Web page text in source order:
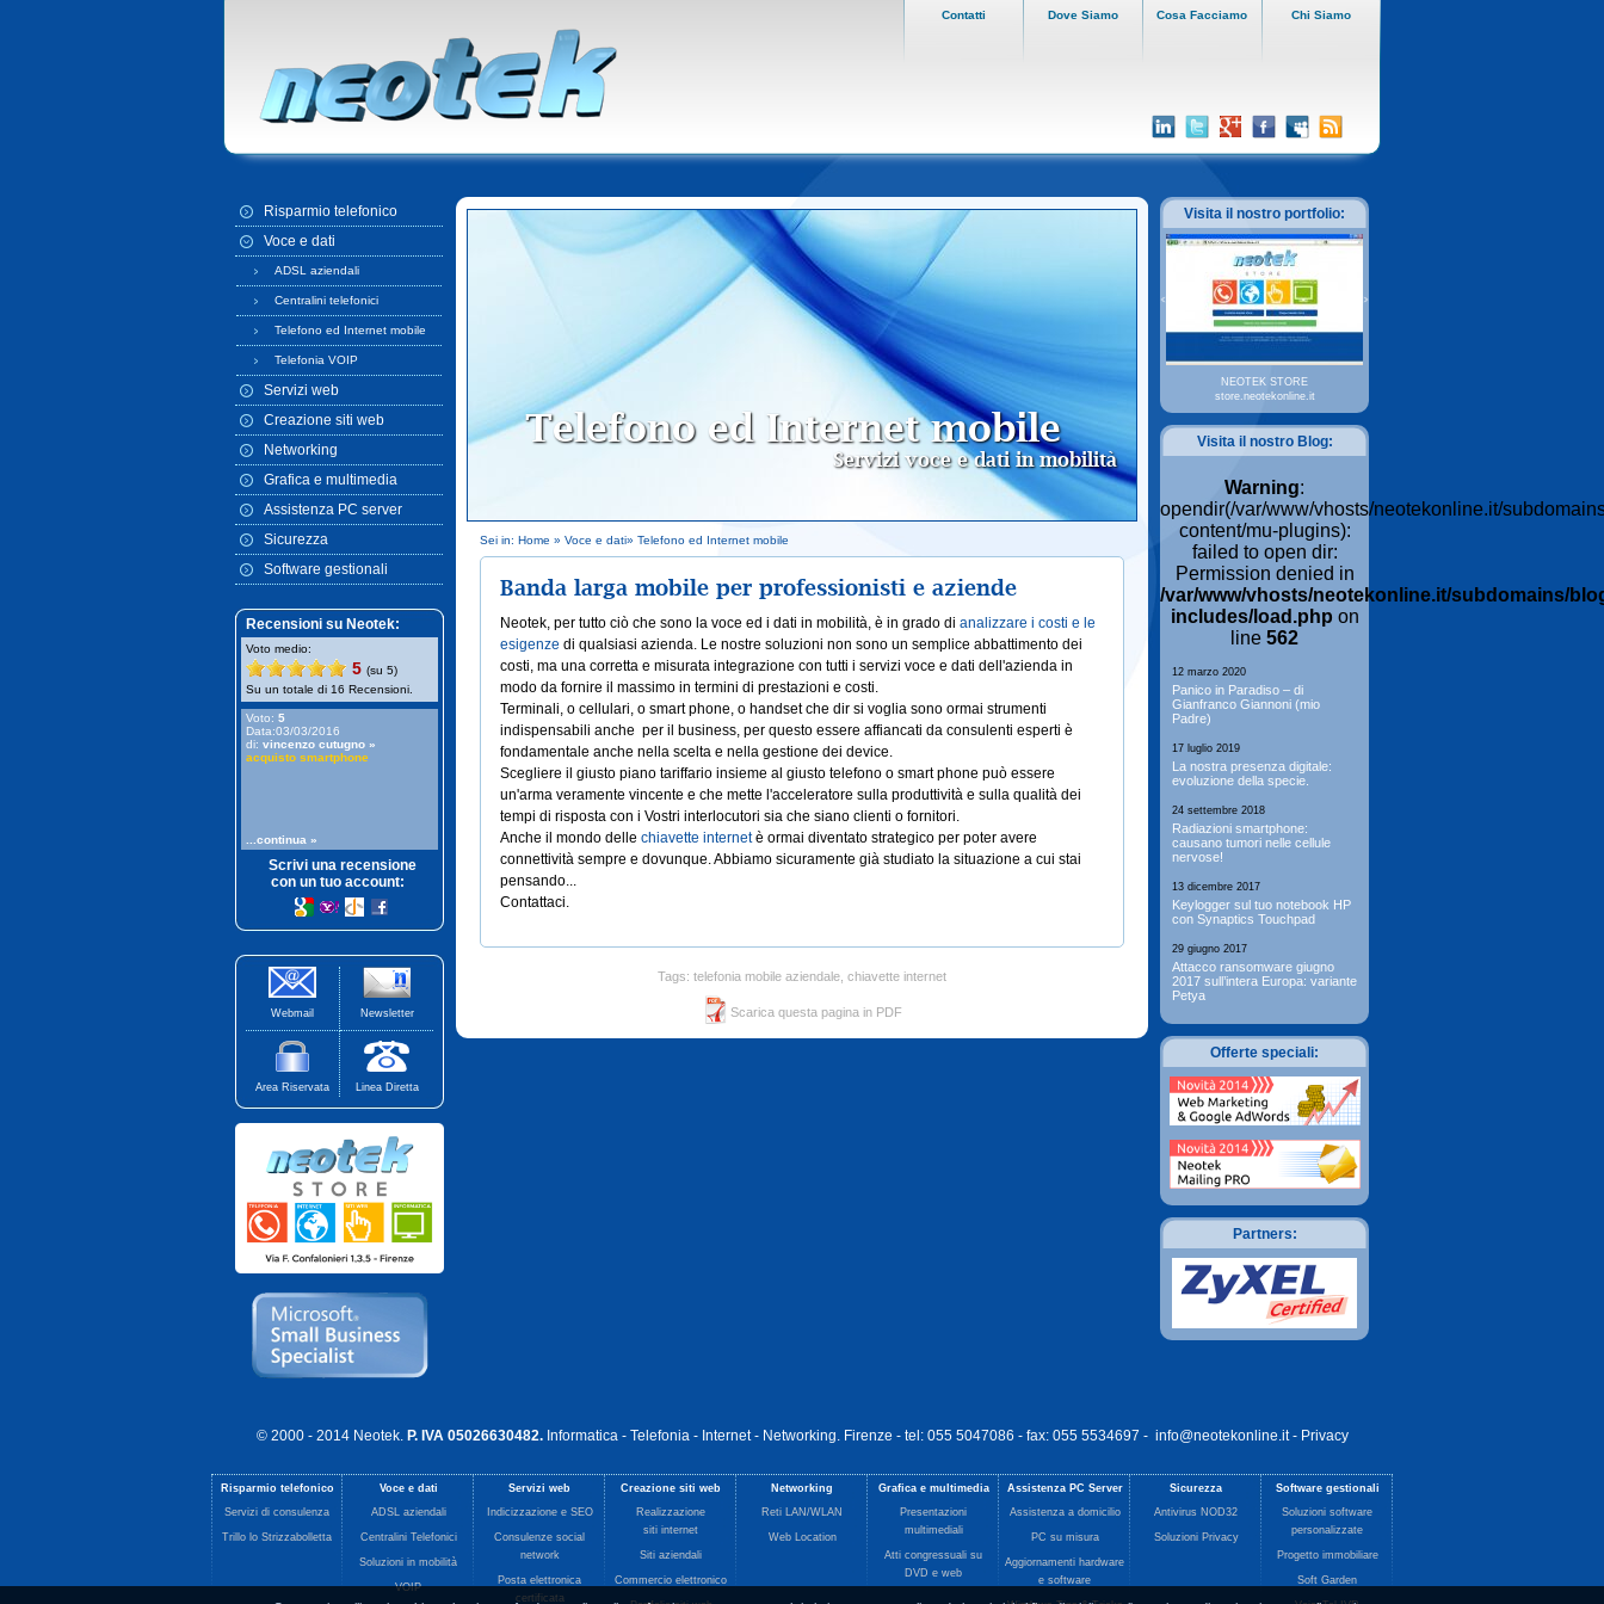
Chi Siamo
Cosa Facciamo
Dove Siamo
Contatti
Risparmio telefonico
Voce e dati
ADSL aziendali
Centralini telefonici
Telefono ed Internet mobile
Telefonia VOIP
Servizi web
Creazione siti web
Networking
Grafica e multimedia
Assistenza PC server
Sicurezza
Software gestionali
Recensioni su Neotek:
Voto medio:
5 (su 5)
Su un totale di 16 Recensioni.
Voto: 5
Data:03/03/2016
di: vincenzo cutugno »
acquisto smartphone
...continua »
Scrivi una recensione
con un tuo account:
Webmail Newsletter
Area Riservata Linea Diretta
Telefono ed Internet mobile
Servizi voce e dati in mobilità
Sei in: Home » Voce e dati» Telefono ed Internet mobile
Banda larga mobile per professionisti e aziende
Neotek, per tutto ciò che sono la voce ed i dati in mobilità, è in grado di analizzare i costi e le
esigenze di qualsiasi azienda. Le nostre soluzioni non sono un semplice abbattimento dei
costi, ma una corretta e misurata integrazione con tutti i servizi voce e dati dell'azienda in
modo da fornire il massimo in termini di prestazioni e costi.
Terminali, o cellulari, o smart phone, o handset che dir si voglia sono ormai strumenti
indispensabili anche per il business, per questo essere affiancati da consulenti esperti è
fondamentale anche nella scelta e nella gestione dei device.
Scegliere il giusto piano tariffario insieme al giusto telefono o smart phone può essere
un'arma veramente vincente e che mette l'acceleratore sulla produttività e sulla qualità dei
tempi di risposta con i Vostri interlocutori sia che siano clienti o fornitori.
Anche il mondo delle chiavette internetè ormai diventato strategico per poter avere
connettività sempre e dovunque. Abbiamo sicuramente già studiato la situazione a cui stai
pensando...
Contattaci.
Tags: telefonia mobile aziendale, chiavette internet
Scarica questa pagina in PDF
Visita il nostro portfolio:
NEOTEK STORE
store.neotekonline.it
Visita il nostro Blog:
Warning:
opendir(/var/www/vhosts/neotekonline.it/
content/mu-plugins):
failed to open dir:
Permission denied in
/var/www/vhosts/neotekonline.it/subdomains/
includes/load.php on
line 562
12 marzo 2020
Panico in Paradiso – di
Gianfranco Giannoni (mio
Padre)
17 luglio 2019
La nostra presenza digitale:
evoluzione della specie.
24 settembre 2018
Radiazioni smartphone:
causano tumori nelle cellule
nervose!
13 dicembre 2017
Keylogger sul tuo notebook HP
con Synaptics Touchpad
29 giugno 2017
Attacco ransomware giugno
2017 sull’intera Europa: variante
Petya
Offerte speciali:
Partners:
© 2000 - 2014 Neotek. P. IVA 05026630482. Informatica - Telefonia - Internet - Networking. Firenze - tel: 055 5047086 - fax: 055 5534697 - info@neotekonline.it- Privacy
Risparmio telefonico
Servizi di consulenza
Trillo lo Strizzabolletta
Voce e dati
ADSL aziendali
Centralini Telefonici
Soluzioni in mobilità
VOIP
Servizi web
Indicizzazione e SEO
Consulenze social
network
Posta elettronica
certificata
Creazione siti web
Realizzazione
siti internet
Siti aziendali
Commercio elettronico
Networking
Reti LAN/WLAN
Web Location
Grafica e multimedia
Presentazioni
multimediali
Atti congressuali su
DVD e web
Assistenza PC Server
Assistenza a domicilio
PC su misura
Aggiornamenti hardware
e software
Sicurezza
Antivirus NOD32
Soluzioni Privacy
Software gestionali
Soluzioni software
personalizzate
Progetto immobiliare
Soft Garden